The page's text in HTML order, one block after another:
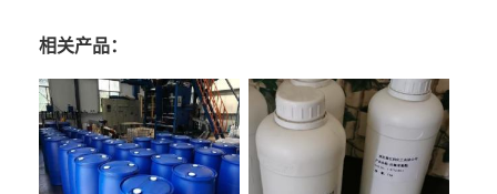
相关产品：